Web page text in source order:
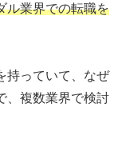
ル業界での転職を
持っていて、なぜ
、複数業界で検討